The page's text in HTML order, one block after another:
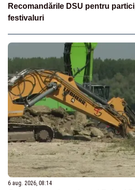
Recomandările DSU pentru
festivaluri
6 aug. 2026, 08:14